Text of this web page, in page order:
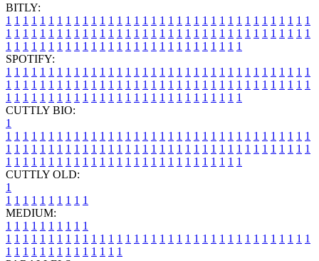
BITLY:
1 1 1 1 1 1 1 1 1 1 1 1 1 1 1 1 1 1 1 1 1 1 1 1 1 1 1 1 1 1 1 1 1 1 1 1
1 1 1 1 1 1 1 1 1 1 1 1 1 1 1 1 1 1 1 1 1 1 1 1 1 1 1 1 1 1 1 1 1 1 1 1
1 1 1 1 1 1 1 1 1 1 1 1 1 1 1 1 1 1 1 1 1 1 1 1 1 1 1 1
SPOTIFY:
1 1 1 1 1 1 1 1 1 1 1 1 1 1 1 1 1 1 1 1 1 1 1 1 1 1 1 1 1 1 1 1 1 1 1 1
1 1 1 1 1 1 1 1 1 1 1 1 1 1 1 1 1 1 1 1 1 1 1 1 1 1 1 1 1 1 1 1 1 1 1 1
1 1 1 1 1 1 1 1 1 1 1 1 1 1 1 1 1 1 1 1 1 1 1 1 1 1 1 1
CUTTLY BIO:
1
1 1 1 1 1 1 1 1 1 1 1 1 1 1 1 1 1 1 1 1 1 1 1 1 1 1 1 1 1 1 1 1 1 1 1 1
1 1 1 1 1 1 1 1 1 1 1 1 1 1 1 1 1 1 1 1 1 1 1 1 1 1 1 1 1 1 1 1 1 1 1 1
1 1 1 1 1 1 1 1 1 1 1 1 1 1 1 1 1 1 1 1 1 1 1 1 1 1 1 1
CUTTLY OLD:
1
1 1 1 1 1 1 1 1 1 1
MEDIUM:
1 1 1 1 1 1 1 1 1 1
1 1 1 1 1 1 1 1 1 1 1 1 1 1 1 1 1 1 1 1 1 1 1 1 1 1 1 1 1 1 1 1 1 1 1 1
1 1 1 1 1 1 1 1 1 1 1 1 1 1